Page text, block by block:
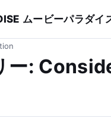
ムービーパラダイ
ー: